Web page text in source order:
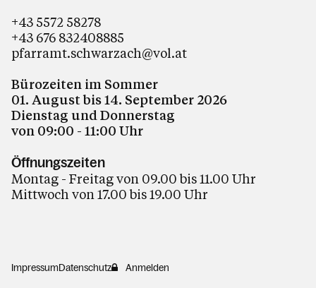
+43 5572 58278
+43 676 832408885
pfarramt.schwarzach@vol.at
Bürozeiten im Sommer
01. August bis 14. September 2026
Dienstag und Donnerstag
von 09:00 - 11:00 Uhr
Öffnungszeiten
Montag - Freitag von 09.00 bis 11.00 Uhr
Mittwoch von 17.00 bis 19.00 Uhr
ImpressumDatenschutz Anmelden